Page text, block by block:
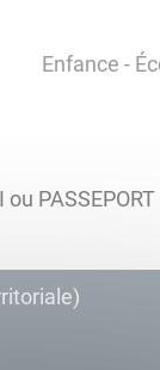
Enfance -
PASSEPORT